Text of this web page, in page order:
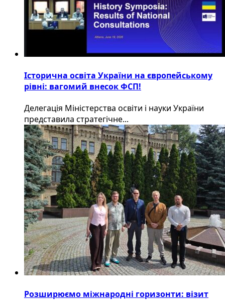
Історична освіта України на європейському
рівні: вагомий внесок ФСП!
Делегація Міністерства освіти і науки України
представила стратегічне...
Розширюємо міжнародні горизонти: візит